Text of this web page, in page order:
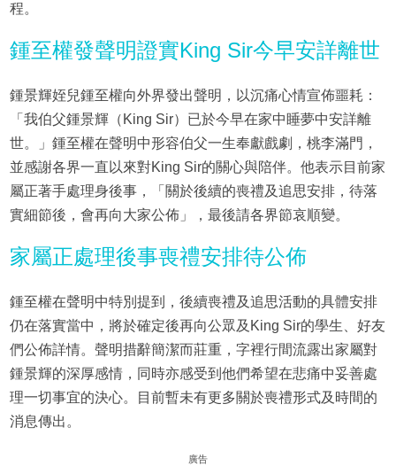
程。
鍾至權發聲明證實King Sir今早安詳離世
鍾景輝姪兒鍾至權向外界發出聲明，以沉痛心情宣佈噩耗：
「我伯父鍾景輝（King Sir）已於今早在家中睡夢中安詳離
世。」鍾至權在聲明中形容伯父一生奉獻戲劇，桃李滿門，
並感謝各界一直以來對King Sir的關心與陪伴。他表示目前家
屬正著手處理身後事，「關於後續的喪禮及追思安排，待落
實細節後，會再向大家公佈」，最後請各界節哀順變。
家屬正處理後事喪禮安排待公佈
鍾至權在聲明中特別提到，後續喪禮及追思活動的具體安排
仍在落實當中，將於確定後再向公眾及King Sir的學生、好友
們公佈詳情。聲明措辭簡潔而莊重，字裡行間流露出家屬對
鍾景輝的深厚感情，同時亦感受到他們希望在悲痛中妥善處
理一切事宜的決心。目前暫未有更多關於喪禮形式及時間的
消息傳出。
廣告